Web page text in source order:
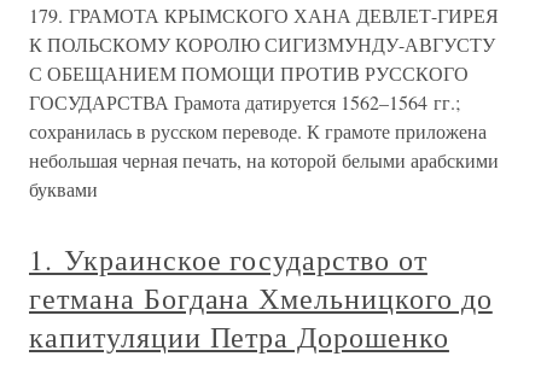
179. ГРАМОТА КРЫМСКОГО ХАНА ДЕВЛЕТ-ГИРЕЯ
К ПОЛЬСКОМУ КОРОЛЮ СИГИЗМУНДУ-АВГУСТУ
С ОБЕЩАНИЕМ ПОМОЩИ ПРОТИВ РУССКОГО
ГОСУДАРСТВА Грамота датируется 1562–1564 гг.;
сохранилась в русском переводе. К грамоте приложена
небольшая черная печать, на которой белыми арабскими
буквами
1. Украинское государство от
гетмана Богдана Хмельницкого до
капитуляции Петра Дорошенко